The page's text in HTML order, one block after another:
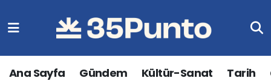
Ana Sayfa Gündem Kültür-Sanat Tarih